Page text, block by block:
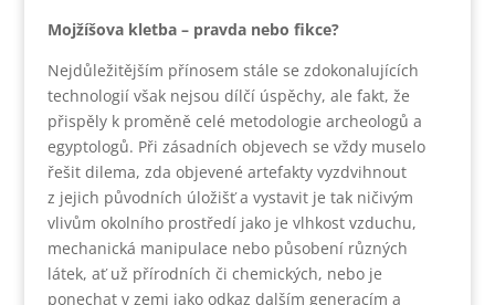
Mojžíšova kletba – pravda nebo fikce?
Nejdůležitějším přínosem stále se zdokonalujících
technologií však nejsou dílčí úspěchy, ale fakt, že
přispěly k proměně celé metodologie archeologů a
egyptologů. Při zásadních objevech se vždy muselo
řešit dilema, zda objevené artefakty vyzdvihnout
z jejich původních úložišť a vystavit je tak ničivým
vlivům okolního prostředí jako je vlhkost vzduchu,
mechanická manipulace nebo působení různých
látek, ať už přírodních či chemických, nebo je
ponechat v zemi jako odkaz dalším generacím a